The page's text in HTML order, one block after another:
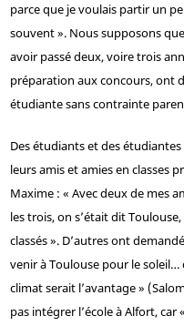
parce que je voulais partir un
souvent ». Nous supposons
avoir passé deux, voire trois
préparation aux concours, ont
étudiante sans contrainte
Des étudiants et des
leurs amis et amies en classes
Maxime : « Avec deux de mes
les trois, on s’était dit
classés ». D’autres ont
venir à Toulouse pour le
climat serait l’avantage »
pas intégrer l’école à Alfort,